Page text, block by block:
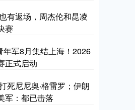
有返场，周杰伦和昆凌
赛
年军8月集结上海！2026
正式启动
死尼尼奥·格雷罗；伊朗
军：都已击落